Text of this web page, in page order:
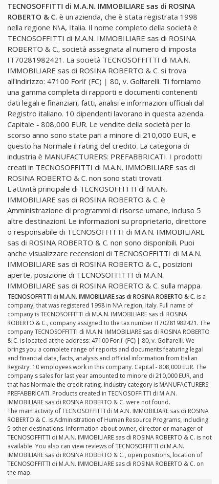
TECNOSOFFITTI di M.A.N. IMMOBILIARE sas di ROSINA
ROBERTO & C. è un'azienda, che è stata registrata 1998
nella regione N\A, Italia. Il nome completo della società è
TECNOSOFFITTI di M.A.N. IMMOBILIARE sas di ROSINA
ROBERTO & C., società assegnata al numero di imposta
IT70281982421. La società TECNOSOFFITTI di M.A.N.
IMMOBILIARE sas di ROSINA ROBERTO & C. si trova
all'indirizzo: 47100 Forli' (FC) | 80, v. Golfarelli. Ti forniamo
una gamma completa di rapporti e documenti contenenti
dati legali e finanziari, fatti, analisi e informazioni ufficiali dal
Registro italiano. 10 dipendenti lavorano in questa azienda.
Capitale - 808,000 EUR. Le vendite della società per lo
scorso anno sono state pari a minore di 210,000 EUR, e
questo ha Normale il rating del credito. La categoria di
industria è MANUFACTURERS: PREFABBRICATI. I prodotti
creati in TECNOSOFFITTI di M.A.N. IMMOBILIARE sas di
ROSINA ROBERTO & C. non sono stati trovati.
L'attività principale di TECNOSOFFITTI di M.A.N.
IMMOBILIARE sas di ROSINA ROBERTO & C. è
Amministrazione di programmi di risorse umane, incluso 5
altre destinazioni. Le informazioni su proprietario, direttore
o responsabile di TECNOSOFFITTI di M.A.N. IMMOBILIARE
sas di ROSINA ROBERTO & C. non sono disponibili. Puoi
anche visualizzare recensioni di TECNOSOFFITTI di M.A.N.
IMMOBILIARE sas di ROSINA ROBERTO & C., posizioni
aperte, posizione di TECNOSOFFITTI di M.A.N.
IMMOBILIARE sas di ROSINA ROBERTO & C. sulla mappa.
TECNOSOFFITTI di M.A.N. IMMOBILIARE sas di ROSINA ROBERTO & C. is a
company, that was registered 1998 in N\A region, Italy. Full name of
company is TECNOSOFFITTI di M.A.N. IMMOBILIARE sas di ROSINA
ROBERTO & C., company assigned to the tax number IT70281982421. The
company TECNOSOFFITTI di M.A.N. IMMOBILIARE sas di ROSINA ROBERTO
& C. is located at the address: 47100 Forli' (FC) | 80, v. Golfarelli. We
brings you a complete range of reports and documents featuring legal
and financial data, facts, analysis and official information from Italian
Registry. 10 employees work in this company. Capital - 808,000 EUR. The
company's sales for last year amounted to minore di 210,000 EUR, and
that has Normale the credit rating. Industry category is MANUFACTURERS:
PREFABBRICATI. Products created in TECNOSOFFITTI di M.A.N.
IMMOBILIARE sas di ROSINA ROBERTO & C. were not found.
The main activity of TECNOSOFFITTI di M.A.N. IMMOBILIARE sas di ROSINA
ROBERTO & C. is Administration of Human Resource Programs, including
5 other destinations. Information about owner, director or manager of
TECNOSOFFITTI di M.A.N. IMMOBILIARE sas di ROSINA ROBERTO & C. is not
available. You also can view reviews of TECNOSOFFITTI di M.A.N.
IMMOBILIARE sas di ROSINA ROBERTO & C., open positions, location of
TECNOSOFFITTI di M.A.N. IMMOBILIARE sas di ROSINA ROBERTO & C. on
the map.